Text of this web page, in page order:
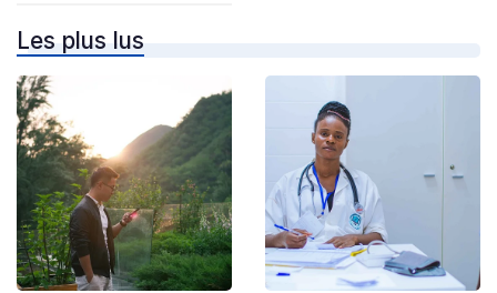
Les plus lus